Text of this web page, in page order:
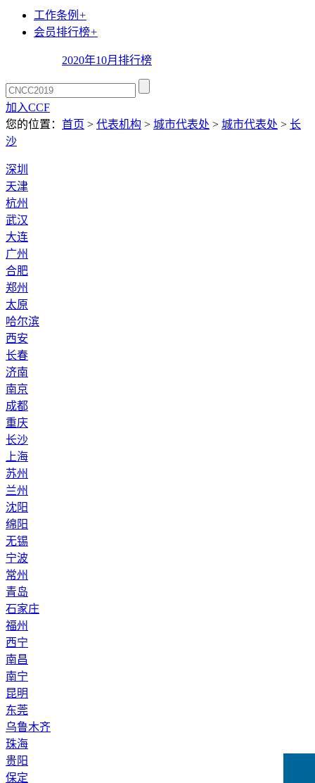
工作条例 +
会员排行榜+
2020年10月排行榜
加入CCF
您的位置： 首页 > 代表机构 > 城市代表处 > 城市代表处 > 长
沙
深圳
天津
杭州
武汉
大连
广州
合肥
郑州
太原
哈尔滨
西安
长春
济南
南京
成都
重庆
长沙
上海
苏州
兰州
沈阳
绵阳
无锡
宁波
常州
青岛
石家庄
福州
西宁
南昌
南宁
昆明
东莞
乌鲁木齐
珠海
贵阳
保定